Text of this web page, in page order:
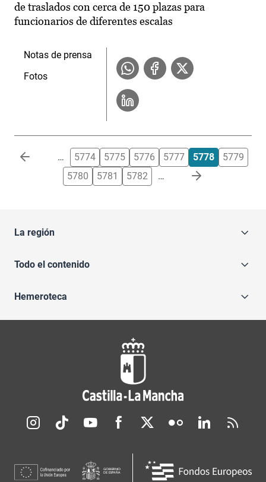
de traslados con cerca de 150 plazas para
funcionarios de diferentes escalas
Notas de prensa
Fotos
Paginación … 5774 5775 5776 5777 5778
5779
5780
5781 5782 …
La región
Todo el contenido
Hemeroteca
Redes sociales JCCM